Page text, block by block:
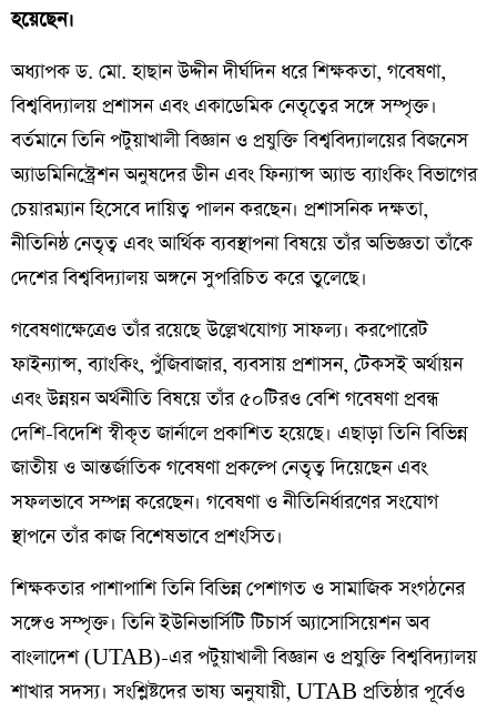
হয়েছেন।
অধ্যাপক ড. মো. হাছান উদ্দীন দীর্ঘদিন ধরে শিক্ষকতা, গবেষণা,
বিশ্ববিদ্যালয় প্রশাসন এবং একাডেমিক নেতৃত্বের সঙ্গে সম্পৃক্ত।
বর্তমানে তিনি পটুয়াখালী বিজ্ঞান ও প্রযুক্তি বিশ্ববিদ্যালয়ের বিজনেস
অ্যাডমিনিস্ট্রেশন অনুষদের ডীন এবং ফিন্যান্স অ্যান্ড ব্যাংকিং বিভাগের
চেয়ারম্যান হিসেবে দায়িত্ব পালন করছেন। প্রশাসনিক দক্ষতা,
নীতিনিষ্ঠ নেতৃত্ব এবং আর্থিক ব্যবস্থাপনা বিষয়ে তাঁর অভিজ্ঞতা তাঁকে
দেশের বিশ্ববিদ্যালয় অঙ্গনে সুপরিচিত করে তুলেছে।
গবেষণাক্ষেত্রেও তাঁর রয়েছে উল্লেখযোগ্য সাফল্য। করপোরেট
ফাইন্যান্স, ব্যাংকিং, পুঁজিবাজার, ব্যবসায় প্রশাসন, টেকসই অর্থায়ন
এবং উন্নয়ন অর্থনীতি বিষয়ে তাঁর ৫০টিরও বেশি গবেষণা প্রবন্ধ
দেশি-বিদেশি স্বীকৃত জার্নালে প্রকাশিত হয়েছে। এছাড়া তিনি বিভিন্ন
জাতীয় ও আন্তর্জাতিক গবেষণা প্রকল্পে নেতৃত্ব দিয়েছেন এবং
সফলভাবে সম্পন্ন করেছেন। গবেষণা ও নীতিনির্ধারণের সংযোগ
স্থাপনে তাঁর কাজ বিশেষভাবে প্রশংসিত।
শিক্ষকতার পাশাপাশি তিনি বিভিন্ন পেশাগত ও সামাজিক সংগঠনের
সঙ্গেও সম্পৃক্ত। তিনি ইউনিভার্সিটি টিচার্স অ্যাসোসিয়েশন অব
বাংলাদেশ (UTAB)-এর পটুয়াখালী বিজ্ঞান ও প্রযুক্তি বিশ্ববিদ্যালয়
শাখার সদস্য। সংশ্লিষ্টদের ভাষ্য অনুযায়ী, UTAB প্রতিষ্ঠার পূর্বেও